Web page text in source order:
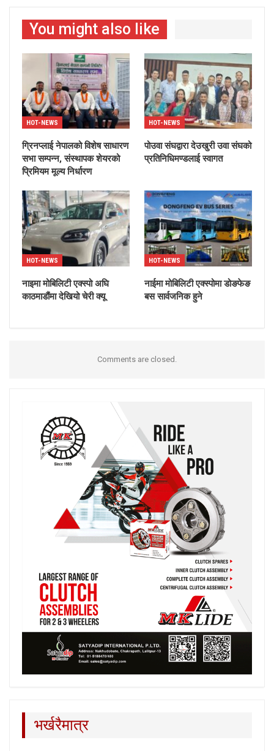
You might also like
HOT-NEWS
ग्रिनप्लाई नेपालको विशेष साधारण
सभा सम्पन्न, संस्थापक शेयरको
प्रिमियम मूल्य निर्धारण
HOT-NEWS
पोउवा संघद्वारा देउखुरी उवा संघको
प्रतिनिधिमण्डलाई स्वागत
HOT-NEWS
नाइमा मोबिलिटी एक्स्पो अघि
काठमाडौंमा देखियो चेरी क्यू
HOT-NEWS
नाईमा मोबिलिटी एक्स्पोमा डोङफेङ
बस सार्वजनिक हुने
Comments are closed.
भर्खरैमात्र